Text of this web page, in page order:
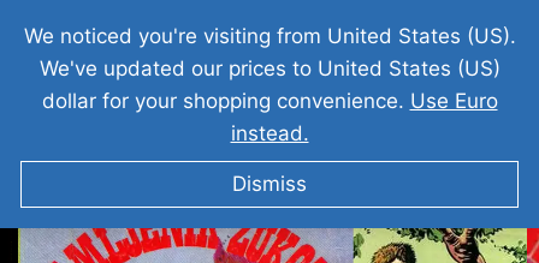
VELIKI BLEK I Usamljenik Zukor I LMS 213 I
CLASSIC I HD
We noticed you're visiting from United States (US).
We've updated our prices to United States (US)
dollar for your shopping convenience. Use Euro
instead.
Dismiss